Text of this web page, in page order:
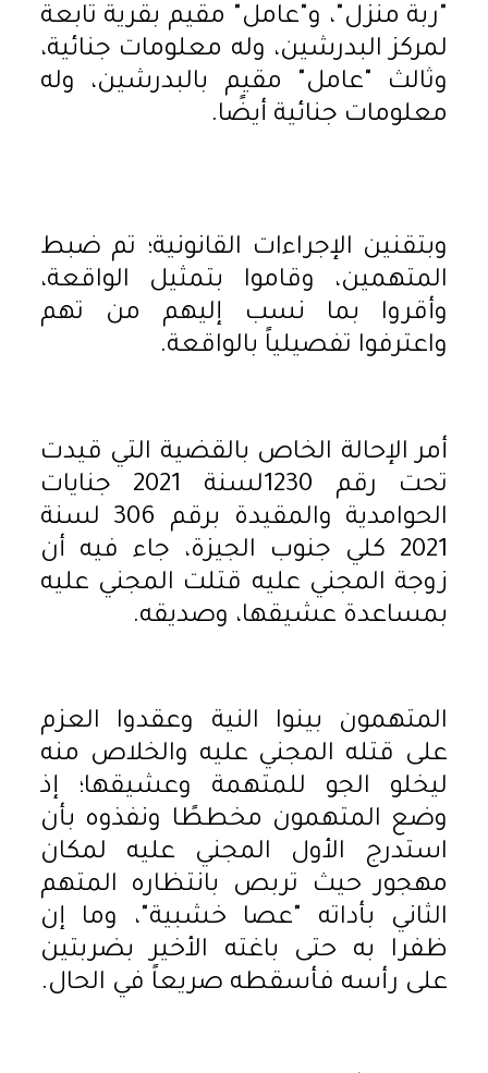
"ربة منزل"، و"عامل" مقيم بقرية تابعة
لمركز البدرشين، وله معلومات جنائية،
وثالث "عامل" مقيم بالبدرشين، وله
معلومات جنائية أيضًا.
وبتقنين الإجراءات القانونية؛ تم ضبط
المتهمين، وقاموا بتمثيل الواقعة،
وأقروا بما نسب إليهم من تهم
واعترفوا تفصيلياً بالواقعة.
أمر الإحالة الخاص بالقضية التي قيدت
تحت رقم 1230لسنة 2021 جنايات
الحوامدية والمقيدة برقم 306 لسنة
2021 كلي جنوب الجيزة، جاء فيه أن
زوجة المجني عليه قتلت المجني عليه
بمساعدة عشيقها، وصديقه.
المتهمون بينوا النية وعقدوا العزم
على قتله المجني عليه والخلاص منه
ليخلو الجو للمتهمة وعشيقها؛ إذ
وضع المتهمون مخططًا ونفذوه بأن
استدرج الأول المجني عليه لمكان
مهجور حيث تربص بانتظاره المتهم
الثاني بأداته "عصا خشبية"، وما إن
ظفرا به حتى باغته الأخير بضربتين
على رأسه فأسقطه صريعاً في الحال.